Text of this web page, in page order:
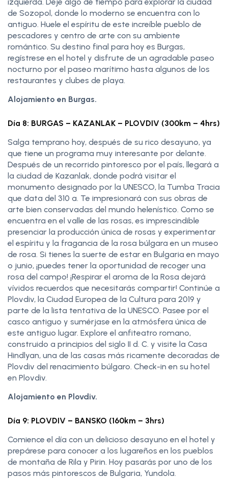
de Sozopol, donde lo moderno se encuentra con lo
antiguo. Huele el espíritu de este increíble pueblo de
pescadores y centro de arte con su ambiente
romántico. Su destino final para hoy es Burgas,
regístrese en el hotel y disfrute de un agradable paseo
nocturno por el paseo marítimo hasta algunos de los
restaurantes y clubes de playa.
Alojamiento en Burgas.
Día 8: BURGAS – KAZANLAK – PLOVDIV (300km – 4hrs)
Salga temprano hoy, después de su rico desayuno, ya
que tiene un programa muy interesante por delante.
Después de un recorrido pintoresco por el país, llegará a
la ciudad de Kazanlak, donde podrá visitar el
monumento designado por la UNESCO, la Tumba Tracia
que data del 310 a. Te impresionará con sus obras de
arte bien conservadas del mundo helenístico. Como se
encuentra en el valle de las rosas, es imprescindible
presenciar la producción única de rosas y experimentar
el espíritu y la fragancia de la rosa búlgara en un museo
de rosa. Si tienes la suerte de estar en Bulgaria en mayo
o junio, ¡puedes tener la oportunidad de recoger una
rosa del campo! ¡Respirar el aroma de la Rosa dejará
vívidos recuerdos que necesitarás compartir! Continúe a
Plovdiv, la Ciudad Europea de la Cultura para 2019 y
parte de la lista tentativa de la UNESCO. Pasee por el
casco antiguo y sumérjase en la atmósfera única de
este antiguo lugar. Explore el anfiteatro romano,
construido a principios del siglo II d. C. y visite la Casa
Hindlyan, una de las casas más ricamente decoradas de
Plovdiv del renacimiento búlgaro. Check-in en su hotel
en Plovdiv.
Alojamiento en Plovdiv.
Día 9: PLOVDIV – BANSKO (160km – 3hrs)
Comience el día con un delicioso desayuno en el hotel y
prepárese para conocer a los lugareños en los pueblos
de montaña de Rila y Pirin. Hoy pasarás por uno de los
pasos más pintorescos de Bulgaria, Yundola.